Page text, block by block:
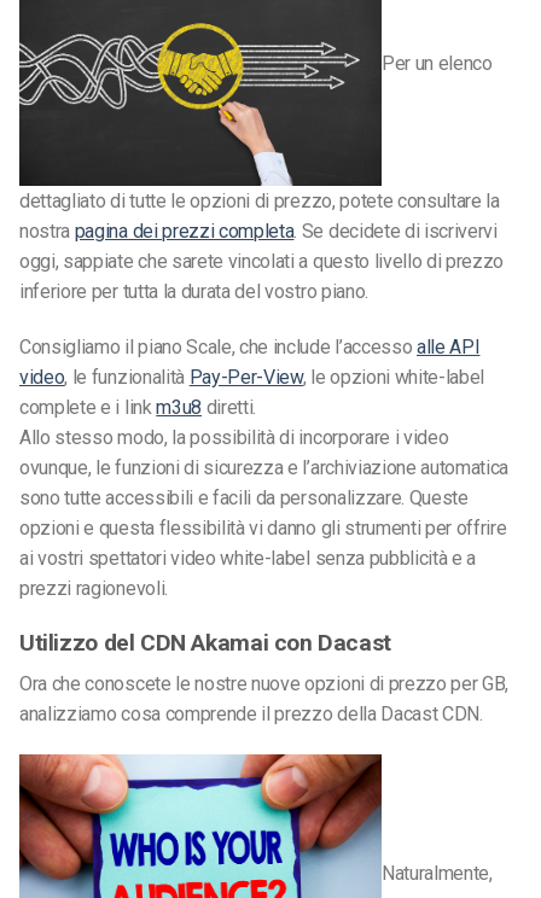
Per un elenco
dettagliato di tutte le opzioni di prezzo, potete consultare la
nostra pagina dei prezzi completa. Se decidete di iscrivervi
oggi, sappiate che sarete vincolati a questo livello di prezzo
inferiore per tutta la durata del vostro piano.
Consigliamo il piano Scale, che include l’accesso alle API
video, le funzionalità Pay-Per-View, le opzioni white-label
complete e i linkm3u8 diretti.
Allo stesso modo, la possibilità di incorporare i video
ovunque, le funzioni di sicurezza e l’archiviazione automatica
sono tutte accessibili e facili da personalizzare. Queste
opzioni e questa flessibilità vi danno gli strumenti per offrire
ai vostri spettatori video white-label senza pubblicità e a
prezzi ragionevoli.
Utilizzo del CDN Akamai con Dacast
Ora che conoscete le nostre nuove opzioni di prezzo per GB,
analizziamo cosa comprende il prezzo della Dacast CDN.
Naturalmente,